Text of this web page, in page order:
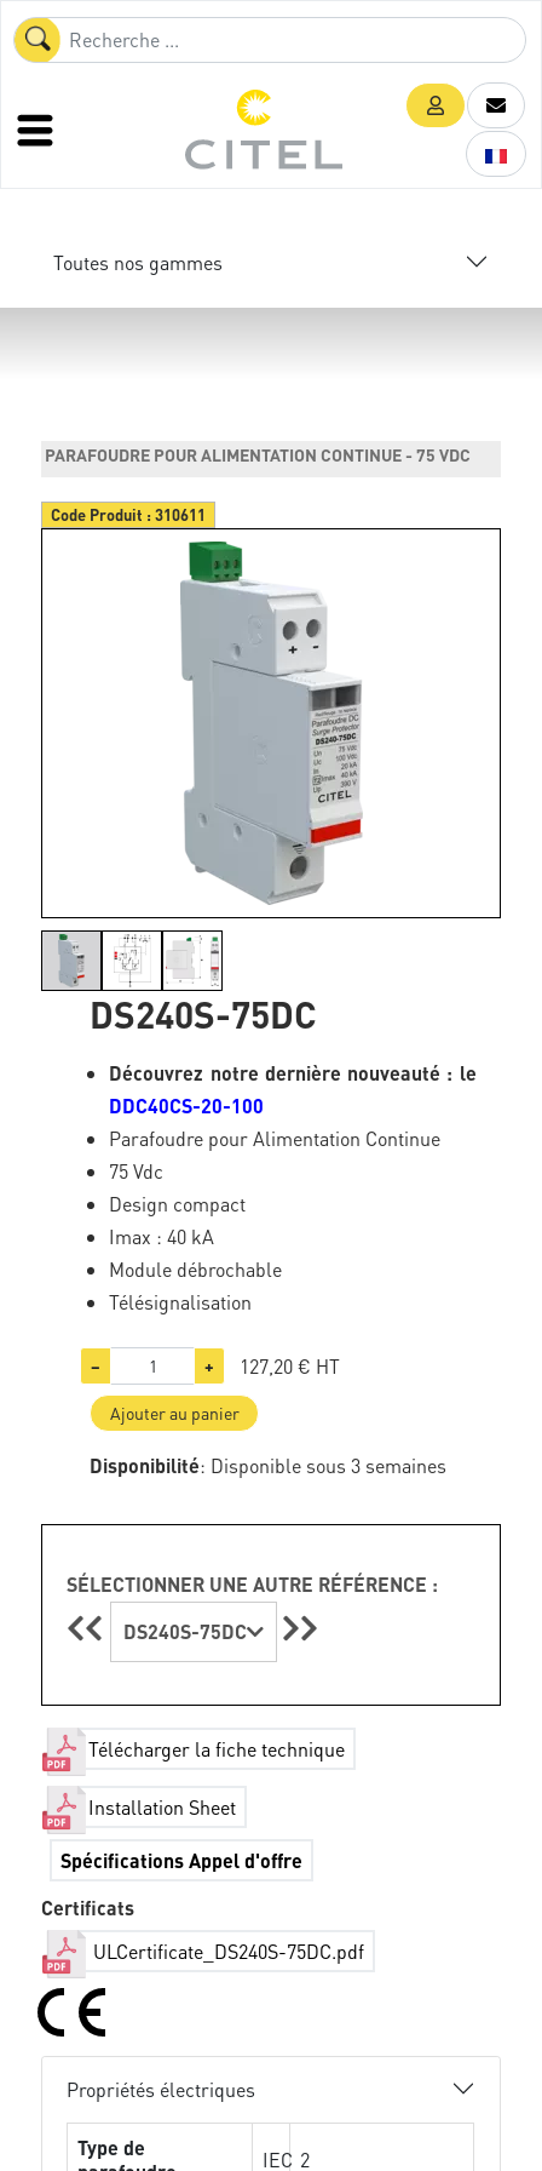
Toutes nos gammes
PARAFOUDRE POUR ALIMENTATION CONTINUE - 75 VDC
Code Produit :310611
DS240S-75DC
Découvrez notre dernière nouveauté : le
DDC40CS-20-100
Parafoudre pour Alimentation Continue
75 Vdc
Design compact
Imax : 40 kA
Module débrochable
Télésignalisation
− + 127,20 € HT
Ajouter au panier
Disponibilité: Disponible sous 3 semaines
SÉLECTIONNER UNE AUTRE RÉFÉRENCE :
DS240S-75DC
Télécharger la fiche technique
Installation Sheet
Spécifications Appel d'offre
Certificats
ULCertificate_DS240S-75DC.pdf
Propriétés électriques
Type de
IEC 2